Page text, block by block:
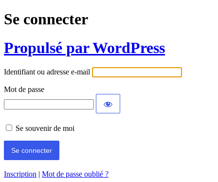
Se connecter
Propulsé par WordPress
Identifiant ou adresse e-mail
Mot de passe
Se souvenir de moi
Inscription | Mot de passe oublié ?